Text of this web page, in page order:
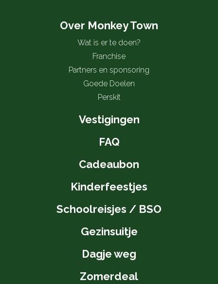
Over Monkey Town
Wat is er te doen?
Franchise
Partners en sponsoring
Goede Doelen
Perskit
Vestigingen
FAQ
Cadeaubon
Kinderfeestjes
Schoolreisjes / BSO
Gezinsuitje
Dagje weg
Zomerdeal